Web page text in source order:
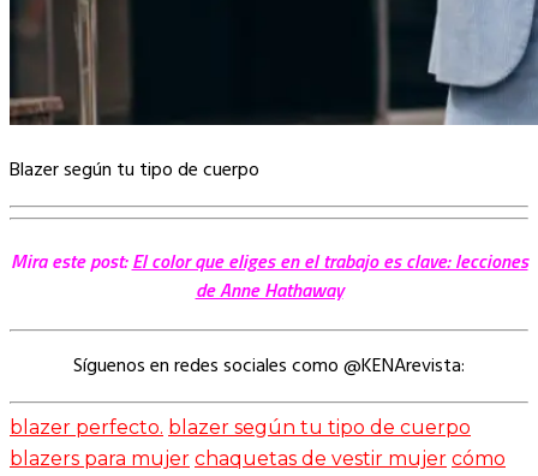
Blazer según tu tipo de cuerpo
Mira este post:El color que eliges en el trabajo es clave: lecciones
de Anne Hathaway
Síguenos en redes sociales como @KENArevista:
blazer perfecto. blazer según tu tipo de cuerpo
blazers para mujer chaquetas de vestir mujer cómo